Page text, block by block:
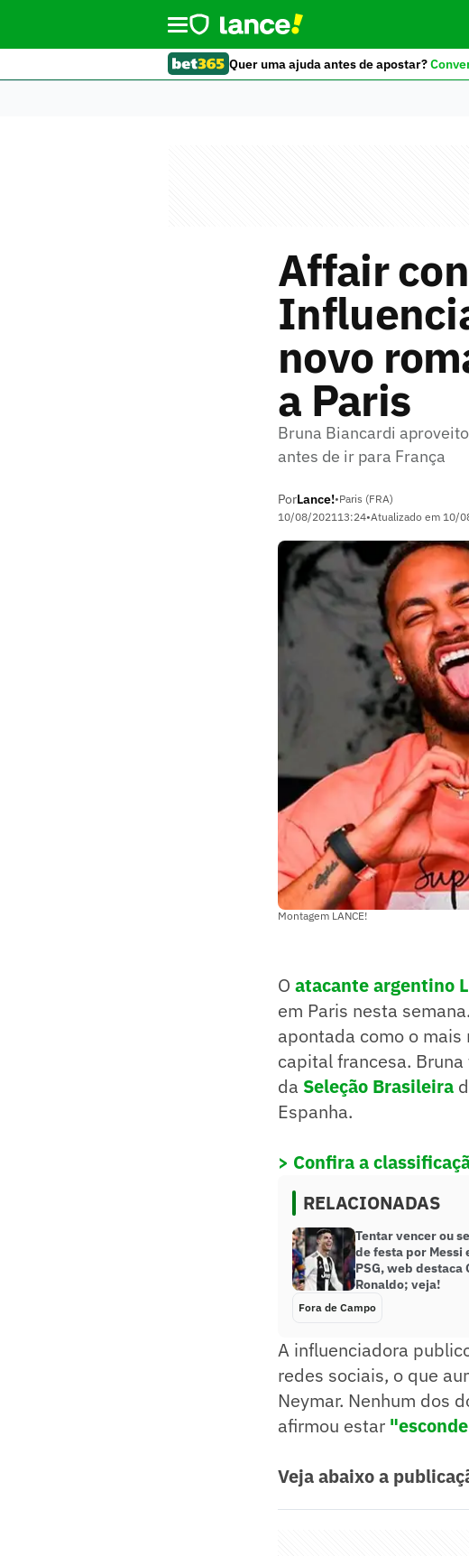
Quer uma ajuda antes de apostar?
Affair
novo
a Paris
Bruna Biancardi
antes de ir para França
PorLance!•Paris (FRA)
10/08/202113:24•Atualizado em 10/
Montagem LANCE!
O atacante argentino
em Paris nesta
apontada como o
capital francesa.
da Seleção Brasileira
Espanha.
> Confira a
RELACIONADAS
Tentar vencer ou
de festa por Messi
PSG, web destaca
Ronaldo; veja!
Fora de Campo
A influenciadora
redes sociais, o que
Neymar. Nenhum dos
afirmou estar
Veja abaixo a